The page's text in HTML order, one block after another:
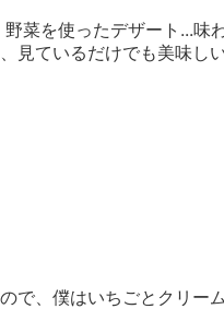
野菜を使ったデザート...
見ているだけでも美味し
ので、僕はいちごとクリー